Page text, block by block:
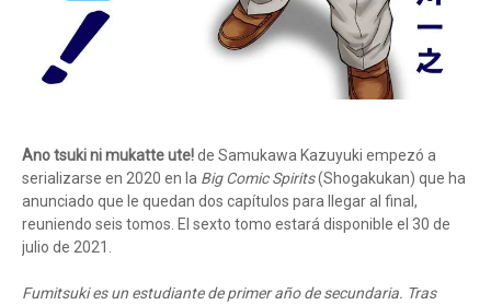
Ano tsuki ni mukatte ute!de Samukawa Kazuyuki empezó a
serializarse en 2020 en la Big Comic Spirits(Shogakukan) que ha
anunciado que le quedan dos capítulos para llegar al final,
reuniendo seis tomos. El sexto tomo estará disponible el 30 de
julio de 2021.
Fumitsuki es un estudiante de primer año de secundaria. Tras